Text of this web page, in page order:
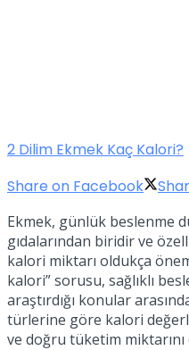
2 Dilim Ekmek Kaç Kalori?
Share on Facebook
Ekmek, günlük beslenme
gıdalarından biridir ve
kalori miktarı oldukça
kalori” sorusu, sağlıklı
araştırdığı konular
türlerine göre kalori
ve doğru tüketim miktarını